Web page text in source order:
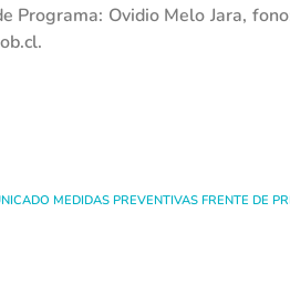
Programa: Ovidio Melo Jara,
MEDIDAS PREVENTIVAS FRENTE DE